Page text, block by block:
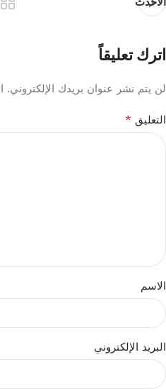
اترك تعليقاً
لن يتم نشر عنوان بريدك الإلكتروني.
التعليق *
الاسم
البريد الإلكتروني